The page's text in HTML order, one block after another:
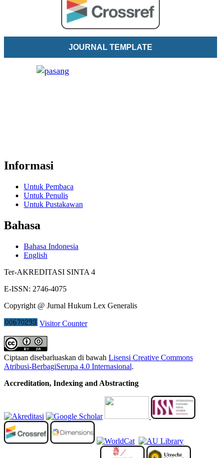
JOURNAL TEMPLATE
Informasi
Untuk Pembaca
Untuk Penulis
Untuk Pustakawan
Bahasa
Bahasa Indonesia
English
Ter-AKREDITASI SINTA 4
E-ISSN: 2746-4075
Copyright @ Jurnal Hukum Lex Generalis
Visitor Counter
Ciptaan disebarluaskan di bawah Lisensi Creative Commons
Atribusi-BerbagiSerupa 4.0 Internasional.
Accreditation, Indexing and Abstracting